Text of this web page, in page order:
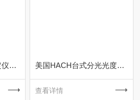
DR1010哈希COD测定仪DR1010 美国HACH台式分光光度计DR3900
查看详情